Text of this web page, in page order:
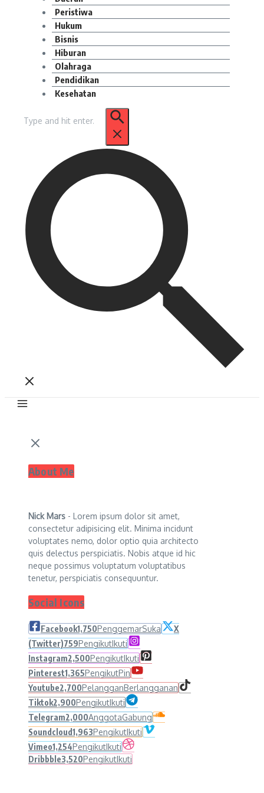
Peristiwa
Hukum
Bisnis
Hiburan
Olahraga
Pendidikan
Kesehatan
untuk:
About Me
Nick Mars - Lorem ipsum dolor sit amet,
consectetur adipisicing elit. Minima incidunt
voluptates nemo, dolor optio quia architecto
quis delectus perspiciatis. Nobis atque id hic
neque possimus voluptatum voluptatibus
tenetur, perspiciatis consequuntur.
Social Icons
Facebook1,750PenggemarSuka
X
(Twitter)759PengikutIkuti
Instagram2,500PengikutIkuti
Pinterest1,365PengikutPin
Youtube2,700PelangganBerlangganan
Tiktok2,900PengikutIkuti
Telegram2,000AnggotaGabung
Soundcloud1,963PengikutIkuti
Vimeo1,254PengikutIkuti
Dribbble3,520PengikutIkuti